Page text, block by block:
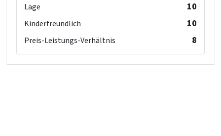
Lage 10
Kinderfreundlich 10
Preis-Leistungs-Verhältnis 8